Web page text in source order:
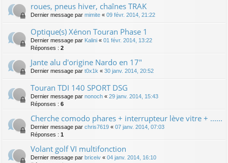
roues, pneus hiver, chaînes TRAK
Dernier message par mimite « 09 févr. 2014, 21:22
Optique(s) Xénon Touran Phase 1
Dernier message par Kalini « 01 févr. 2014, 13:22
Réponses : 2
Jante alu d'origine Nardo en 17"
Dernier message par t0x1k « 30 janv. 2014, 20:52
Touran TDI 140 SPORT DSG
Dernier message par nonoch « 29 janv. 2014, 15:43
Réponses : 6
Cherche comodo phares + interrupteur lève vitre + ......
Dernier message par chris7619 « 07 janv. 2014, 07:03
Réponses : 1
Volant golf VI multifonction
Dernier message par briceiv « 04 janv. 2014, 16:10